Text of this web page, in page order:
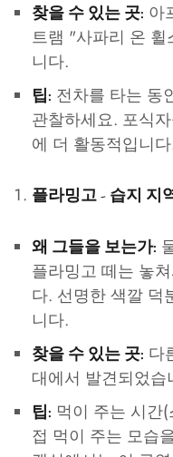
찾을 수 있는 곳: 아
트램 "사파리 온
니다.
팁: 전차를 타는 동
관찰하세요. 포식
에 더 활동적입니
플라밍고 - 습지 지
왜 그들을 보는가:
플라밍고 떼는 놓
다. 선명한 색깔 덕
니다.
찾을 수 있는 곳: 다
대에서 발견되었습
팁: 먹이 주는 시간
접 먹이 주는 모습